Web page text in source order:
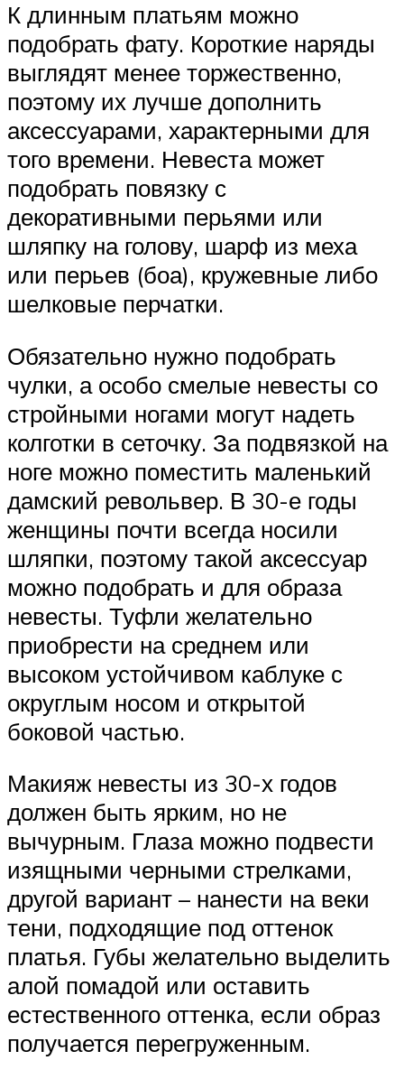
К длинным платьям можно
подобрать фату. Короткие наряды
выглядят менее торжественно,
поэтому их лучше дополнить
аксессуарами, характерными для
того времени. Невеста может
подобрать повязку с
декоративными перьями или
шляпку на голову, шарф из меха
или перьев (боа), кружевные либо
шелковые перчатки.
Обязательно нужно подобрать
чулки, а особо смелые невесты со
стройными ногами могут надеть
колготки в сеточку. За подвязкой на
ноге можно поместить маленький
дамский револьвер. В 30-е годы
женщины почти всегда носили
шляпки, поэтому такой аксессуар
можно подобрать и для образа
невесты. Туфли желательно
приобрести на среднем или
высоком устойчивом каблуке с
округлым носом и открытой
боковой частью.
Макияж невесты из 30-х годов
должен быть ярким, но не
вычурным. Глаза можно подвести
изящными черными стрелками,
другой вариант – нанести на веки
тени, подходящие под оттенок
платья. Губы желательно выделить
алой помадой или оставить
естественного оттенка, если образ
получается перегруженным.